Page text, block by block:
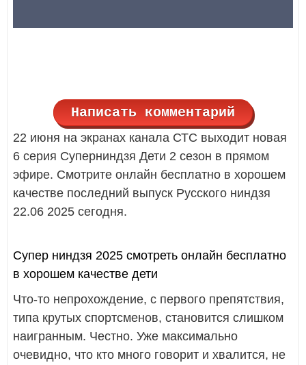
Написать комментарий
22 июня на экранах канала СТС выходит новая
6 серия Суперниндзя Дети 2 сезон в прямом
эфире. Смотрите онлайн бесплатно в хорошем
качестве последний выпуск Русского ниндзя
22.06 2025 сегодня.
Супер ниндзя 2025 смотреть онлайн бесплатно
в хорошем качестве дети
Что-то непрохождение, с первого препятствия,
типа крутых спортсменов, становится слишком
наигранным. Честно. Уже максимально
очевидно, что кто много говорит и хвалится, не